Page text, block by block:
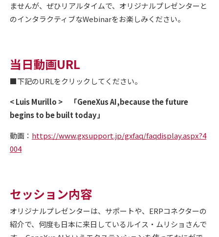
ませんが、ぜひリアルタイムで、オリジナルプレゼンターと
のインタラクティブなWebinarをお楽しみください。
当日動画URL
■下記のURLをクリックしてください。
< Luis Murillo > 「GeneXus AI,because the future
begins to be built today」
動画： https://www.gxsupport.jp/gxfaq/faqdisplay.aspx?4
004
セッション内容
オリジナルプレゼンターは、サポートや、ERPコネクターの
紹介で、何度も日本に来日しているルイス・ムリショさんで